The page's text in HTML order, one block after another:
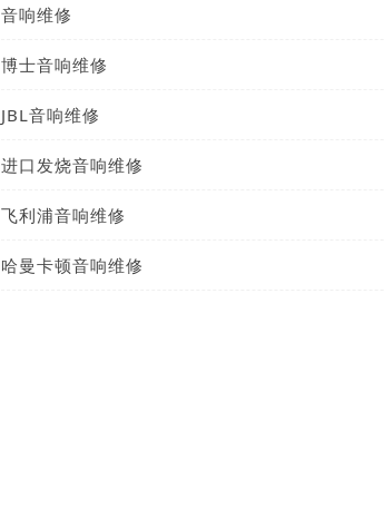
音响维修
博士音响维修
JBL音响维修
进口发烧音响维修
飞利浦音响维修
哈曼卡顿音响维修